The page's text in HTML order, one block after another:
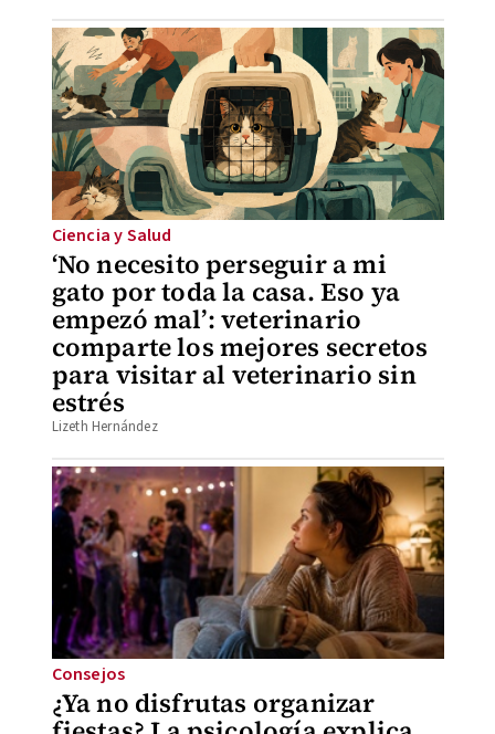
‘No necesito perseguir a mi
gato por toda la casa. Eso ya
empezó mal’: veterinario
comparte los mejores secretos
para visitar al veterinario sin
estrés
Ciencia y Salud
Lizeth Hernández
¿Ya no disfrutas organizar
Consejos